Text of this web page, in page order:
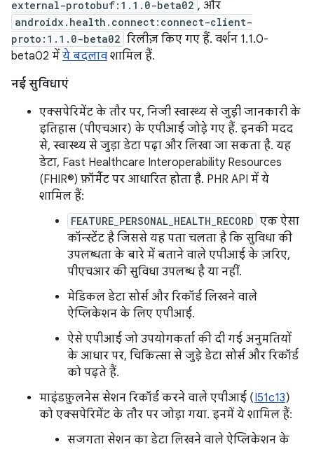
external-protobuf:1.1.0-beta02 , और
androidx.health.connect:connect-client-
proto:1.1.0-beta02 रिलीज़ किए गए हैं. वर्शन 1.1.0-
beta02 में ये बदलाव शामिल हैं.
नई सुविधाएं
एक्सपेरिमेंट के तौर पर, निजी स्वास्थ्य से जुड़ी जानकारी के
इतिहास (पीएचआर) के एपीआई जोड़े गए हैं. इनकी मदद
से, स्वास्थ्य से जुड़ा डेटा पढ़ा और लिखा जा सकता है. यह
डेटा, Fast Healthcare Interoperability Resources
(FHIR®) फ़ॉर्मैट पर आधारित होता है. PHR API में ये
शामिल हैं:
FEATURE_PERSONAL_HEALTH_RECORD एक ऐसा
कॉन्स्टेंट है जिससे यह पता चलता है कि सुविधा की
उपलब्धता के बारे में बताने वाले एपीआई के ज़रिए,
पीएचआर की सुविधा उपलब्ध है या नहीं.
मेडिकल डेटा सोर्स और रिकॉर्ड लिखने वाले
ऐप्लिकेशन के लिए एपीआई.
ऐसे एपीआई जो उपयोगकर्ता की दी गई अनुमतियों
के आधार पर, चिकित्सा से जुड़े डेटा सोर्स और रिकॉर्ड
को पढ़ते हैं.
माइंडफ़ुलनेस सेशन रिकॉर्ड करने वाले एपीआई (I51c13)
को एक्सपेरिमेंट के तौर पर जोड़ा गया. इनमें ये शामिल हैं:
सजगता सेशन का डेटा लिखने वाले ऐप्लिकेशन के